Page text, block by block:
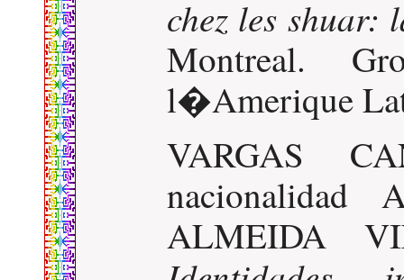
chez les shuar:
Montreal.
l�Amerique
VARGAS
nacionalidad
ALMEIDA